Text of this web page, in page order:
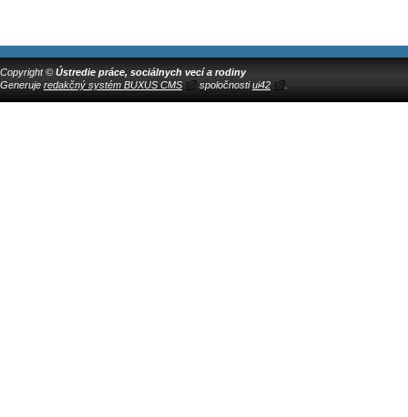
Copyright © Ústredie práce, sociálnych vecí a rodiny
Generuje redakčný systém BUXUS CMS spoločnostiui42